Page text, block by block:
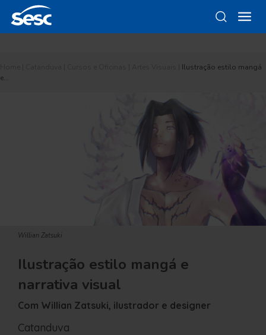
Ilustração estilo mangá
e…
Willian Zatsuki
Ilustração estilo mangá e
narrativa visual
Com Willian Zatsuki, ilustrador e designer
Catanduva